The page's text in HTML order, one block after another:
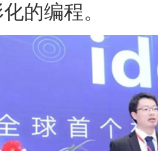
的编程。